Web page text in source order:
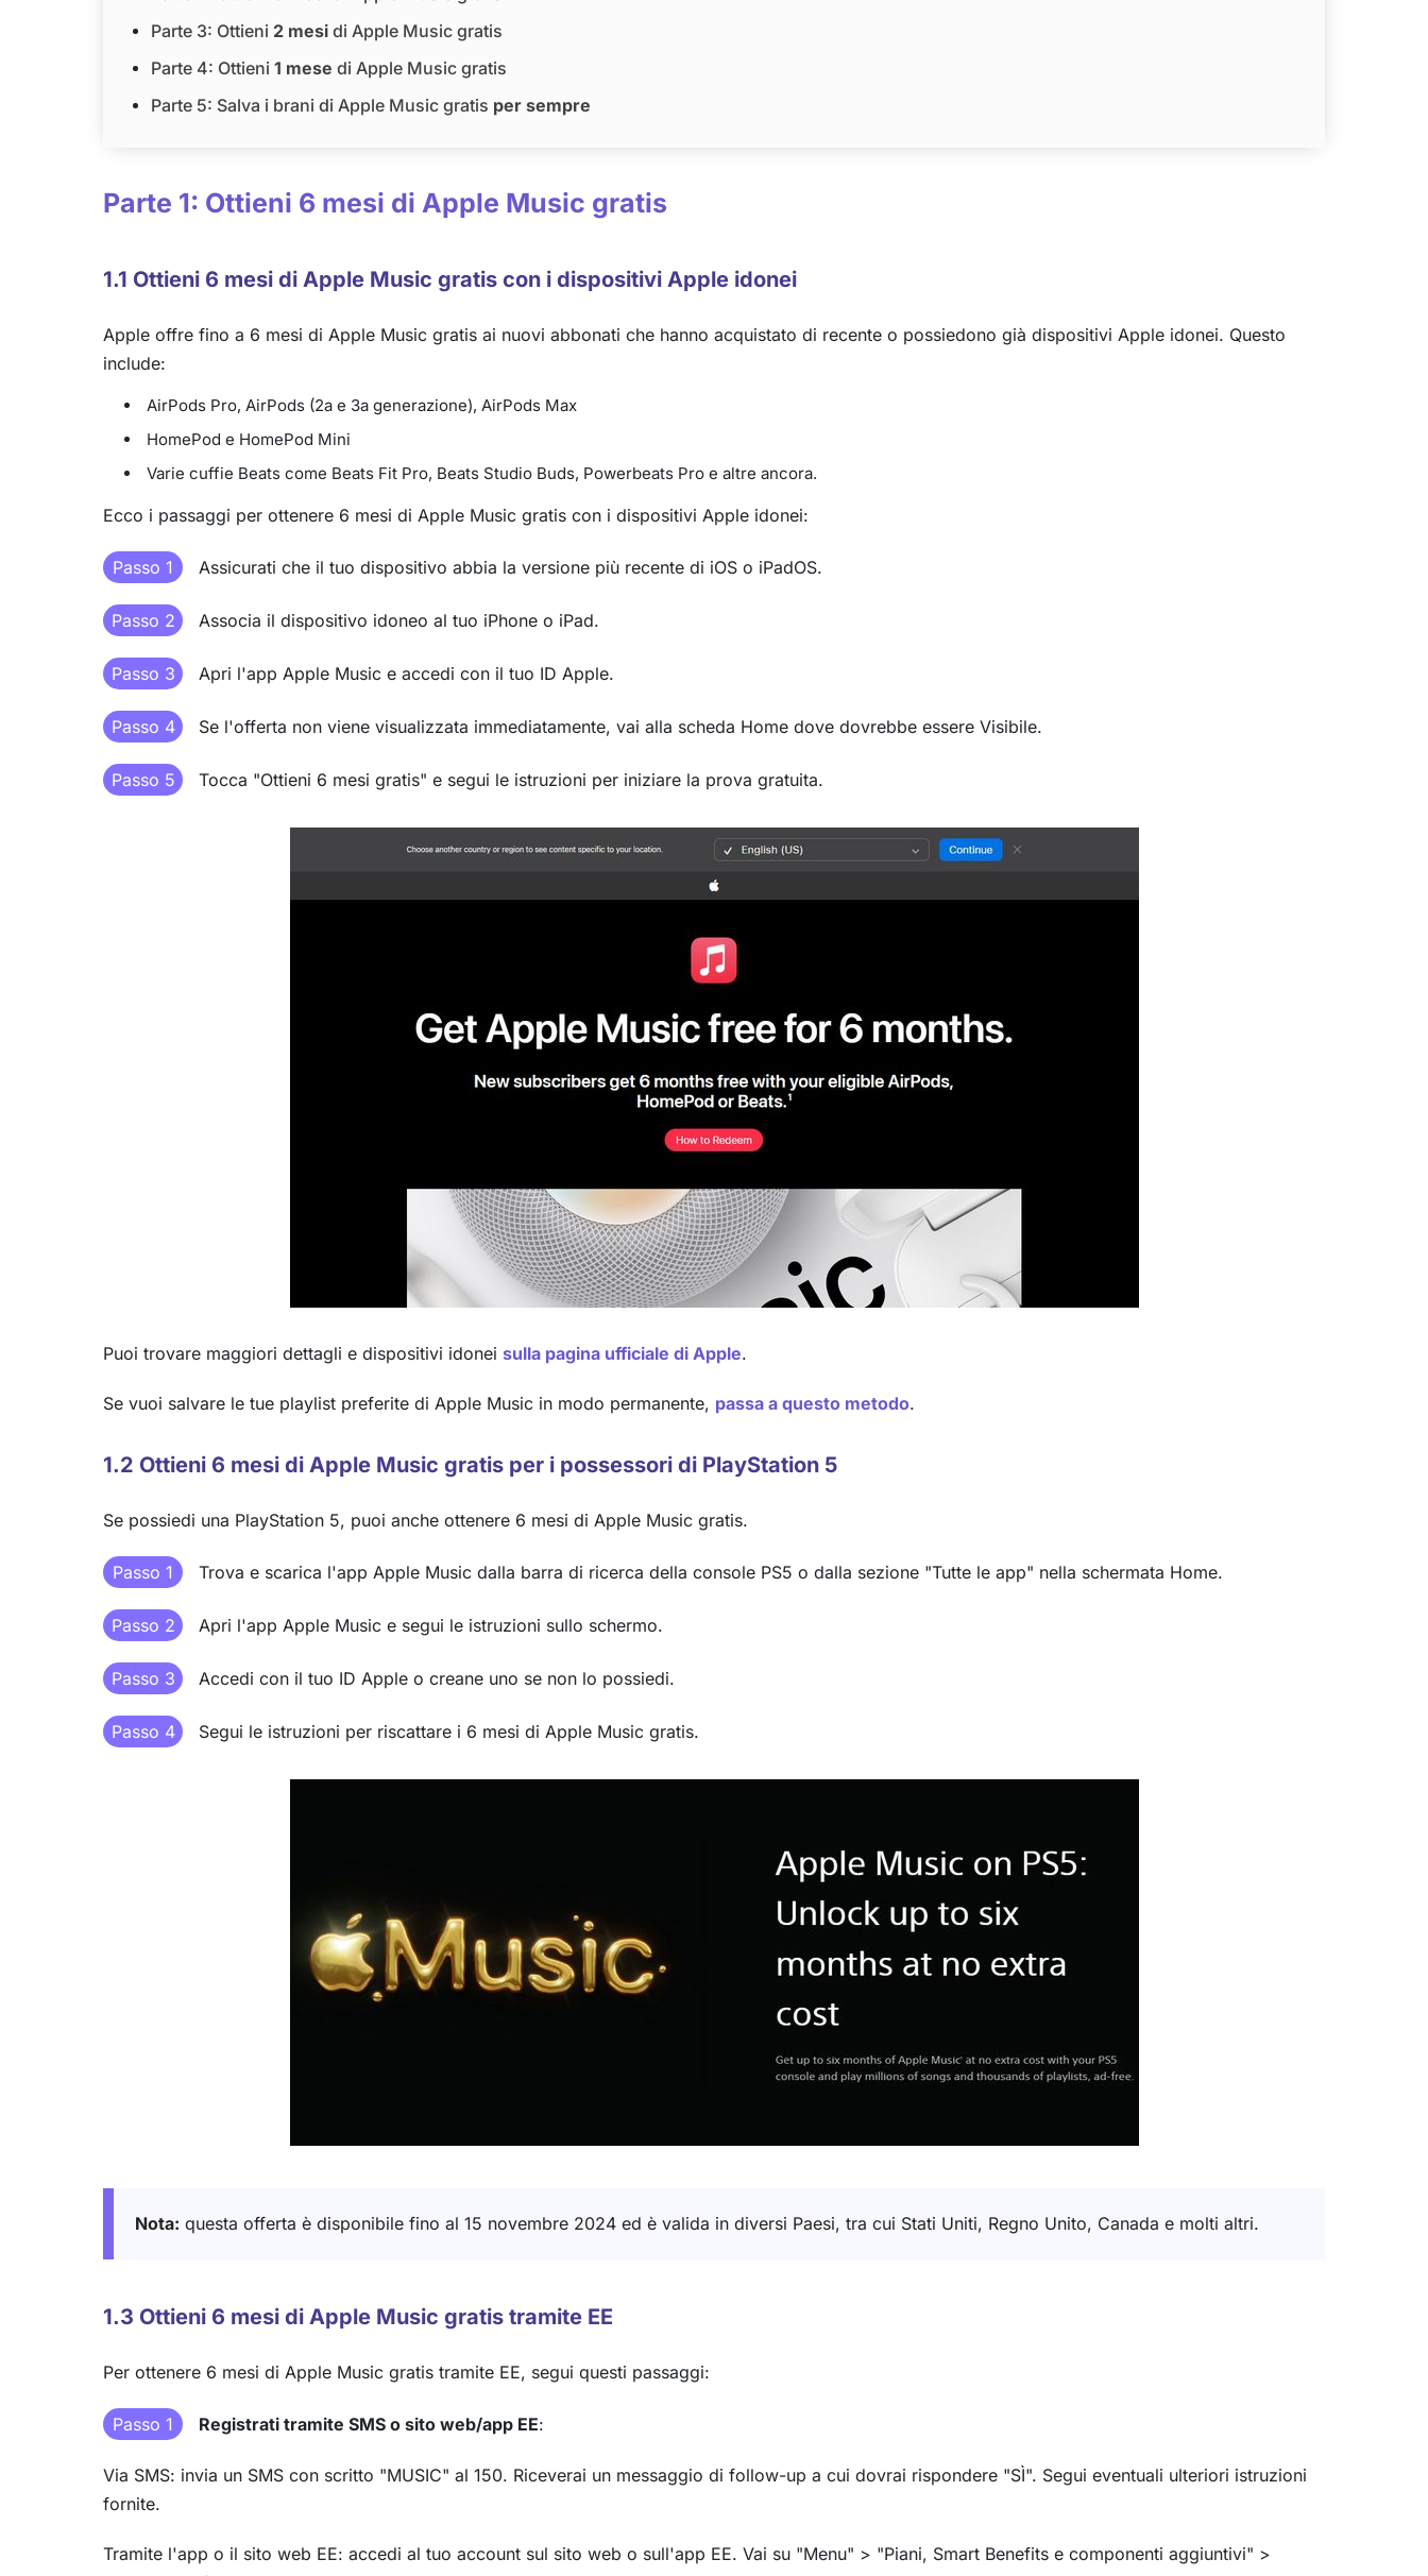
Parte 3: Ottieni 2 mesi di Apple Music gratis
Parte 4: Ottieni 1 mese di Apple Music gratis
Parte 5: Salva i brani di Apple Music gratis per sempre
Parte 1: Ottieni 6 mesi di Apple Music gratis
1.1 Ottieni 6 mesi di Apple Music gratis con i dispositivi Apple idonei
Apple offre fino a 6 mesi di Apple Music gratis ai nuovi abbonati che hanno acquistato di recente o possiedono già dispositivi Apple idonei. Questo
include:
AirPods Pro, AirPods (2a e 3a generazione), AirPods Max
HomePod e HomePod Mini
Varie cuffie Beats come Beats Fit Pro, Beats Studio Buds, Powerbeats Pro e altre ancora.
Ecco i passaggi per ottenere 6 mesi di Apple Music gratis con i dispositivi Apple idonei:
Passo 1 Assicurati che il tuo dispositivo abbia la versione più recente di iOS o iPadOS.
Passo 2 Associa il dispositivo idoneo al tuo iPhone o iPad.
Passo 3 Apri l'app Apple Music e accedi con il tuo ID Apple.
Passo 4 Se l'offerta non viene visualizzata immediatamente, vai alla scheda Home dove dovrebbe essere Visibile.
Passo 5 Tocca "Ottieni 6 mesi gratis" e segui le istruzioni per iniziare la prova gratuita.
Puoi trovare maggiori dettagli e dispositivi idonei sulla pagina ufficiale di Apple.
Se vuoi salvare le tue playlist preferite di Apple Music in modo permanente, passa a questo metodo.
1.2 Ottieni 6 mesi di Apple Music gratis per i possessori di PlayStation 5
Se possiedi una PlayStation 5, puoi anche ottenere 6 mesi di Apple Music gratis.
Passo 1 Trova e scarica l'app Apple Music dalla barra di ricerca della console PS5 o dalla sezione "Tutte le app" nella schermata Home.
Passo 2 Apri l'app Apple Music e segui le istruzioni sullo schermo.
Passo 3 Accedi con il tuo ID Apple o creane uno se non lo possiedi.
Passo 4 Segui le istruzioni per riscattare i 6 mesi di Apple Music gratis.
Nota: questa offerta è disponibile fino al 15 novembre 2024 ed è valida in diversi Paesi, tra cui Stati Uniti, Regno Unito, Canada e molti altri.
1.3 Ottieni 6 mesi di Apple Music gratis tramite EE
Per ottenere 6 mesi di Apple Music gratis tramite EE, segui questi passaggi:
Passo 1 Registrati tramite SMS o sito web/app EE:
Via SMS: invia un SMS con scritto "MUSIC" al 150. Riceverai un messaggio di follow-up a cui dovrai rispondere "SÌ". Segui eventuali ulteriori istruzioni
fornite.
Tramite l'app o il sito web EE: accedi al tuo account sul sito web o sull'app EE. Vai su "Menu" > "Piani, Smart Benefits e componenti aggiuntivi" >